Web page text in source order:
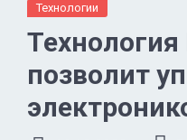
Технологии
Технология
позволит